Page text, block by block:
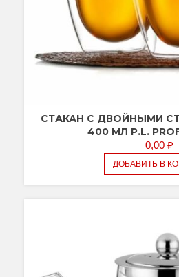
СТАКАН С ДВОЙНЫМИ
400 МЛ P.L.
0,00 ₽
ДОБАВИТЬ В